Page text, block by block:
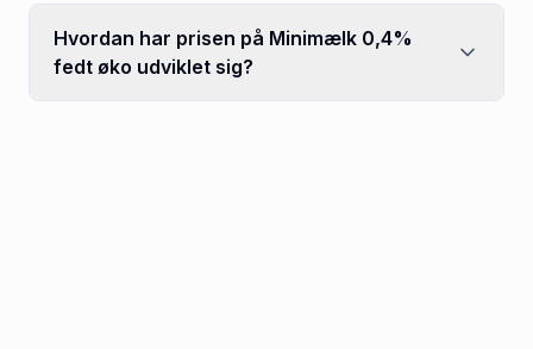
Hvordan har prisen på Minimælk 0,4%
fedt øko udviklet sig?